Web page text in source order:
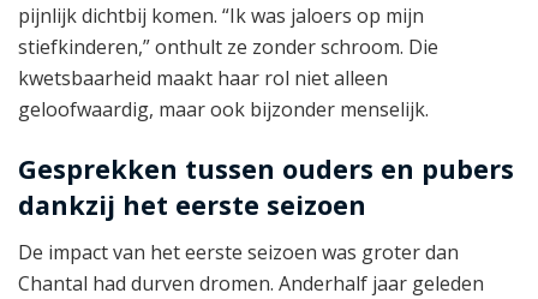
pijnlijk dichtbij komen. “Ik was jaloers op mijn
stiefkinderen,” onthult ze zonder schroom. Die
kwetsbaarheid maakt haar rol niet alleen
geloofwaardig, maar ook bijzonder menselijk.
Gesprekken tussen ouders en pubers
dankzij het eerste seizoen
De impact van het eerste seizoen was groter dan
Chantal had durven dromen. Anderhalf jaar geleden